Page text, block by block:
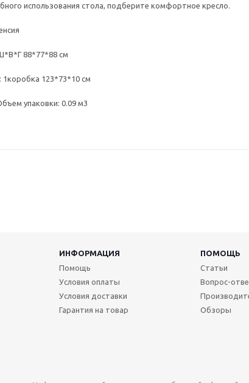
использования стола, подберите комфортное кресло.
88*77*88 см
: 1коробка 123*73*10 см
упаковки: 0.09 м3
ИНФОРМАЦИЯ
ПОМОЩЬ
Помощь
Условия оплаты
Условия доставки
Гарантия на товар
Статьи
Вопрос-
Обзоры